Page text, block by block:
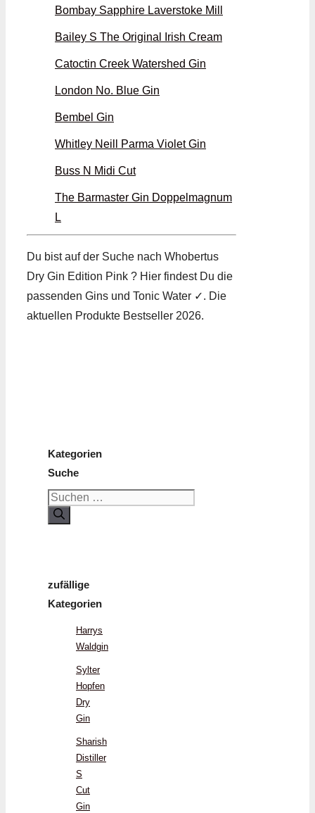
Bombay Sapphire Laverstoke Mill
Bailey S The Original Irish Cream
Catoctin Creek Watershed Gin
London No. Blue Gin
Bembel Gin
Whitley Neill Parma Violet Gin
Buss N Midi Cut
The Barmaster Gin Doppelmagnum
L
Du bist auf der Suche nach Whobertus
Dry Gin Edition Pink ? Hier findest Du die
passenden Gins und Tonic Water ✓. Die
aktuellen Produkte Bestseller 2026.
Kategorien
Suche
Suchen
nach:
zufällige
Kategorien
Harrys
Waldgin
Sylter
Hopfen
Dry
Gin
Sharish
Distiller
S
Cut
Gin